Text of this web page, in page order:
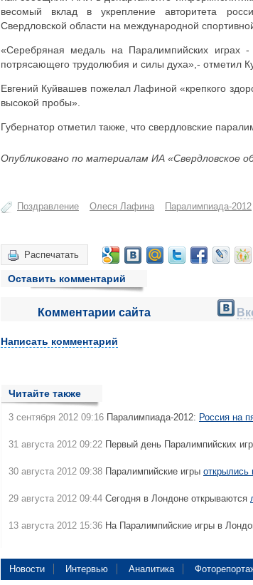
весомый вклад в укрепление авторитета
Свердловской области на международной
«Серебряная медаль на Паралимпийских играх -
потрясающего трудолюбия и силы духа»,- отметил
Евгений Куйвашев пожелал Лафиной «крепкого
высокой пробы».
Губернатор отметил также, что свердловские
Опубликовано по материалам ИА «Свердловское
Поздравление Олеся Лафина Паралимпиада-2012
Распечатать
Оставить комментарий
Комментарии сайта
Написать комментарий
Читайте также
3 сентября 2012 09:16 Паралимпиада-2012: Россия на
31 августа 2012 09:22 Первый день Паралимпийских игр
30 августа 2012 09:38 Паралимпийские игры открылись
29 августа 2012 09:44 Сегодня в Лондоне открываются
13 августа 2012 15:36 На Паралимпийские игры в
Новости Интервью Аналитика